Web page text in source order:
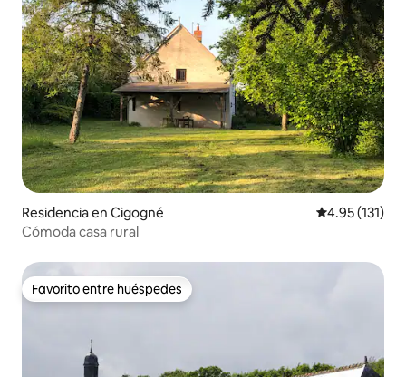
Residencia en Cigogné Calificación
4.95 (131)
Cómoda casa rural
Favorito entre huéspedes
Favorito entre huéspedes